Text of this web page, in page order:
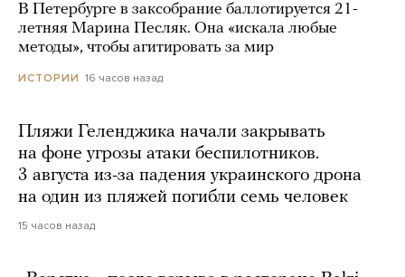
В Петербурге в заксобрание баллотируется 21-
летняя Марина Песляк. Она «искала любые
методы», чтобы агитировать за мир
ИСТОРИИ 16 часов назад
Пляжи Геленджика начали закрывать
на фоне угрозы атаки беспилотников.
3 августа из-за падения украинского дрона
на один из пляжей погибли семь человек
15 часов назад